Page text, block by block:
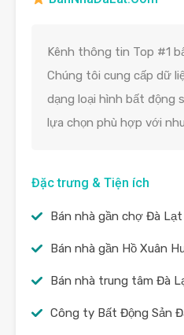
Kênh thông tin Top #1
Chúng tôi cung cấp dữ
dạng loại hình bất động
lựa chọn phù hợp với
Đặc trưng & Tiện ích
Bán nhà gần chợ Đà Lạt
Bán nhà gần Hồ Xuân
Bán nhà trung tâm Đà
Công ty Bất Động Sản